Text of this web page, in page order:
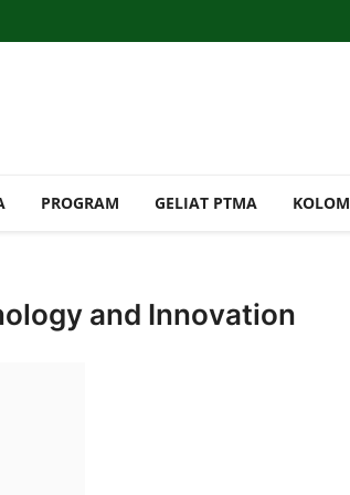
PROGRAM GELIAT PTMA KOLOM
and Innovation